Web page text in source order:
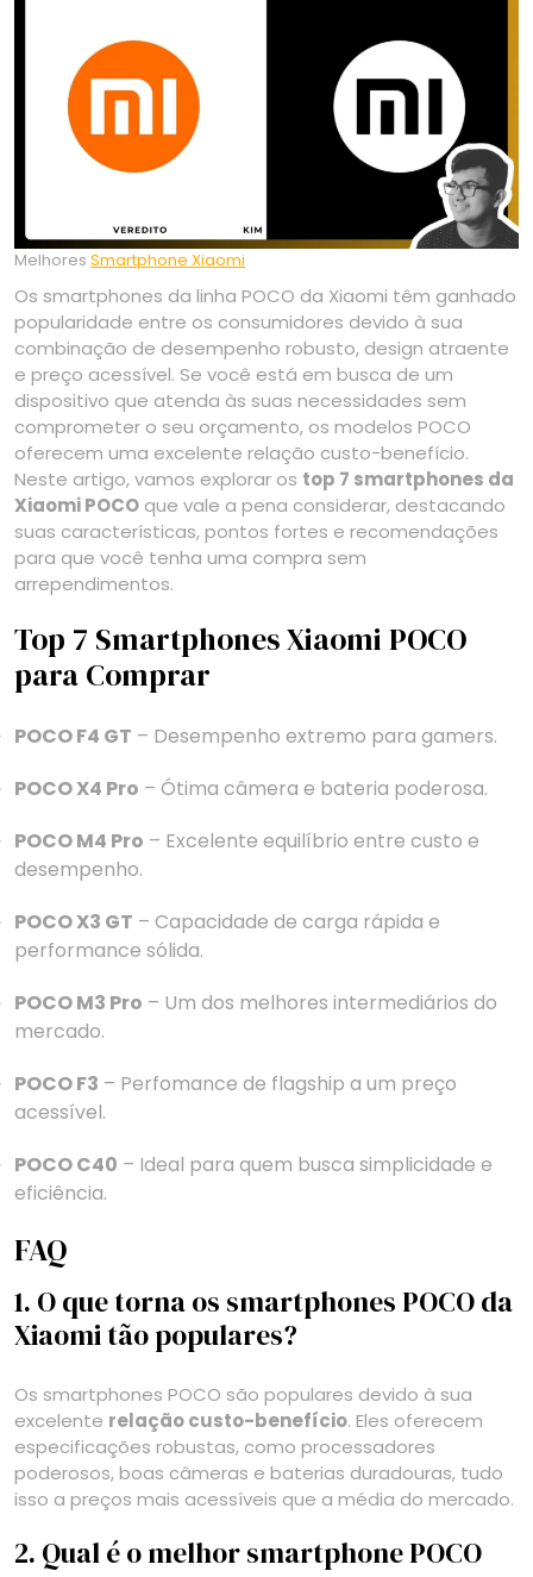
Melhores Smartphone Xiaomi
Os smartphones da linha POCO da Xiaomi têm ganhado
popularidade entre os consumidores devido à sua
combinação de desempenho robusto, design atraente
e preço acessível. Se você está em busca de um
dispositivo que atenda às suas necessidades sem
comprometer o seu orçamento, os modelos POCO
oferecem uma excelente relação custo-benefício.
Neste artigo, vamos explorar os top 7 smartphones da
Xiaomi POCO que vale a pena considerar, destacando
suas características, pontos fortes e recomendações
para que você tenha uma compra sem
arrependimentos.
Top 7 Smartphones Xiaomi POCO
para Comprar
POCO F4 GT – Desempenho extremo para gamers.
POCO X4 Pro – Ótima câmera e bateria poderosa.
POCO M4 Pro – Excelente equilíbrio entre custo e
desempenho.
POCO X3 GT – Capacidade de carga rápida e
performance sólida.
POCO M3 Pro – Um dos melhores intermediários do
mercado.
POCO F3 – Perfomance de flagship a um preço
acessível.
POCO C40 – Ideal para quem busca simplicidade e
eficiência.
FAQ
1. O que torna os smartphones POCO da
Xiaomi tão populares?
Os smartphones POCO são populares devido à sua
excelente relação custo-benefício. Eles oferecem
especificações robustas, como processadores
poderosos, boas câmeras e baterias duradouras, tudo
isso a preços mais acessíveis que a média do mercado.
2. Qual é o melhor smartphone POCO